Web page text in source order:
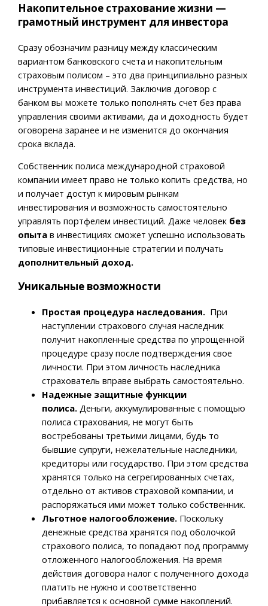
Накопительное страхование жизни —
грамотный инструмент для инвестора
Сразу обозначим разницу между классическим
вариантом банковского счета и накопительным
страховым полисом – это два принципиально разных
инструмента инвестиций. Заключив договор с
банком вы можете только пополнять счет без права
управления своими активами, да и доходность будет
оговорена заранее и не изменится до окончания
срока вклада.
Собственник полиса международной страховой
компании имеет право не только копить средства, но
и получает доступ к мировым рынкам
инвестирования и возможность самостоятельно
управлять портфелем инвестиций. Даже человек без
опытав инвестициях сможет успешно использовать
типовые инвестиционные стратегии и получать
дополнительный доход.
Уникальные возможности
Простая процедура наследования. При
наступлении страхового случая наследник
получит накопленные средства по упрощенной
процедуре сразу после подтверждения свое
личности. При этом личность наследника
страхователь вправе выбрать самостоятельно.
Надежные защитные функции
полиса. Деньги, аккумулированные с помощью
полиса страхования, не могут быть
востребованы третьими лицами, будь то
бывшие супруги, нежелательные наследники,
кредиторы или государство. При этом средства
хранятся только на сегрегированных счетах,
отдельно от активов страховой компании, и
распоряжаться ими может только собственник.
Льготное налогообложение. Поскольку
денежные средства хранятся под оболочкой
страхового полиса, то попадают под программу
отложенного налогообложения. На время
действия договора налог с полученного дохода
платить не нужно и соответственно
прибавляется к основной сумме накоплений.